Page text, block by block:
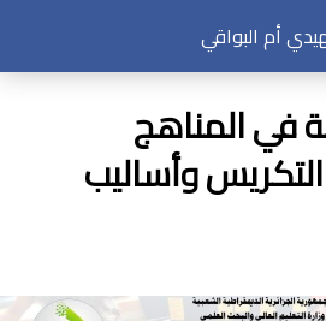
أم البواقي
في المناهج
التكريس وأساليب